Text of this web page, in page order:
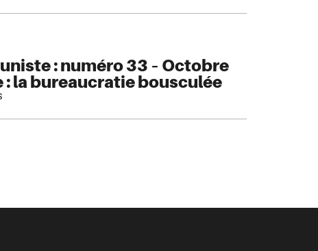
: numéro 33 – Octobre
: la bureaucratie bousculée